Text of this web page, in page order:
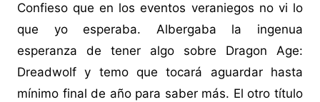
Confieso que en los eventos veraniegos no vi lo
que yo esperaba. Albergaba la ingenua
esperanza de tener algo sobre Dragon Age:
Dreadwolf y temo que tocará aguardar hasta
mínimo final de año para saber más. El otro título